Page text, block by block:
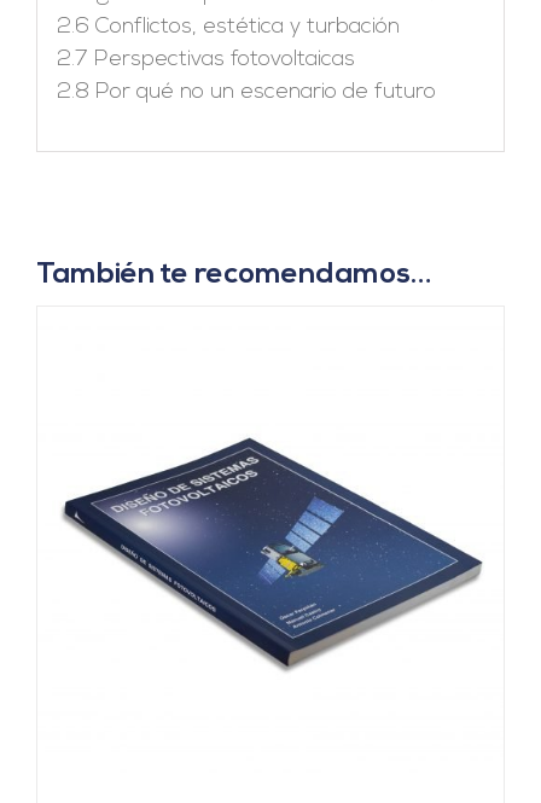
2.6 Conflictos, estética y turbación
2.7 Perspectivas fotovoltaicas
2.8 Por qué no un escenario de futuro
También te recomendamos…